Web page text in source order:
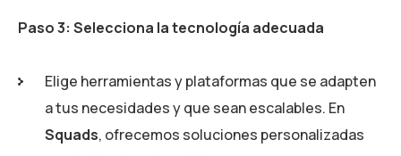
Paso 3: Selecciona la tecnología adecuada
Elige herramientas y plataformas que se adapten
a tus necesidades y que sean escalables. En
Squads, ofrecemos soluciones personalizadas